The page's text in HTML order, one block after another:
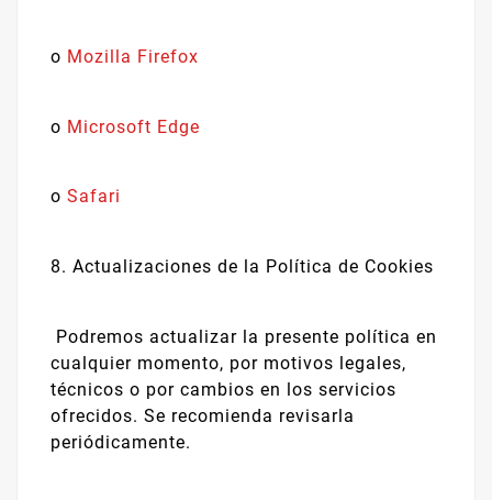
o Mozilla Firefox
o Microsoft Edge
o Safari
8. Actualizaciones de la Política de Cookies
Podremos actualizar la presente política en
cualquier momento, por motivos legales,
técnicos o por cambios en los servicios
ofrecidos. Se recomienda revisarla
periódicamente.